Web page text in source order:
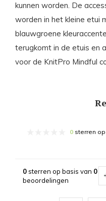
kunnen worden. De
worden in het kleine etui
blauwgroene
terugkomt in de etuis en
voor de KnitPro Mindful
0 sterren
0sterren op basis van 0
beoordelingen